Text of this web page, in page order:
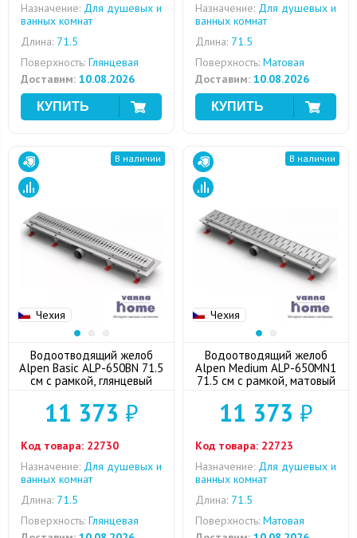
Назначение: Для душевых и
ванных комнат
Длина: 71.5
Поверхность: Глянцевая
Доставим: 10.08.2026
Назначение: Для душевых и
ванных комнат
Длина: 71.5
Поверхность: Матовая
Доставим: 10.08.2026
Чехия
В наличии
Водоотводящий желоб
Alpen Basic ALP-650BN 71.5
см с рамкой, глянцевый
11 373 ₽
Код товара: 22730
Назначение: Для душевых и
ванных комнат
Длина: 71.5
Поверхность: Глянцевая
Чехия
В наличии
Водоотводящий желоб
Alpen Medium ALP-650MN1
71.5 см с рамкой, матовый
11 373 ₽
Код товара: 22723
Назначение: Для душевых и
ванных комнат
Длина: 71.5
Поверхность: Матовая